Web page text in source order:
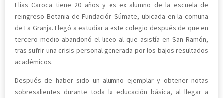
Elías Caroca tiene 20 años y es ex alumno de la escuela de
reingreso Betania de Fundación Súmate, ubicada en la comuna
de La Granja. Llegó a estudiar a este colegio después de que en
tercero medio abandonó el liceo al que asistía en San Ramón,
tras sufrir una crisis personal generada por los bajos resultados
académicos.
Después de haber sido un alumno ejemplar y obtener notas
sobresalientes durante toda la educación básica, al llegar a